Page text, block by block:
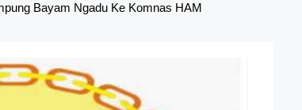
Bayam Ngadu Ke Komnas HAM